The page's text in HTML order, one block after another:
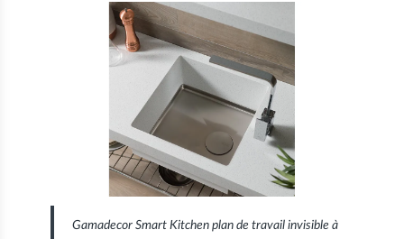
Gamadecor Smart Kitchen plan de travail invisible à